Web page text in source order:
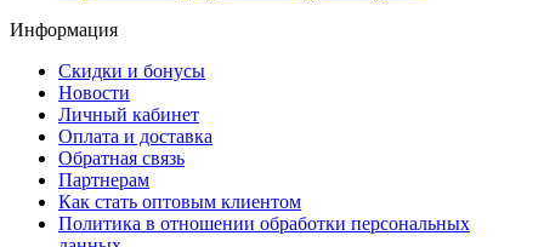
Информация
Скидки и бонусы
Новости
Личный кабинет
Оплата и доставка
Обратная связь
Партнерам
Как стать оптовым клиентом
Политика в отношении обработки персональных